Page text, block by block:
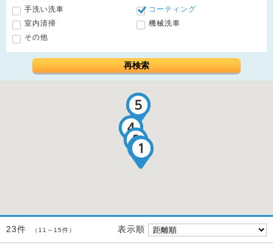
手洗い洗車
コーティング
室内清掃
機械洗車
その他
再検索
23件 （11～15件） 表示順